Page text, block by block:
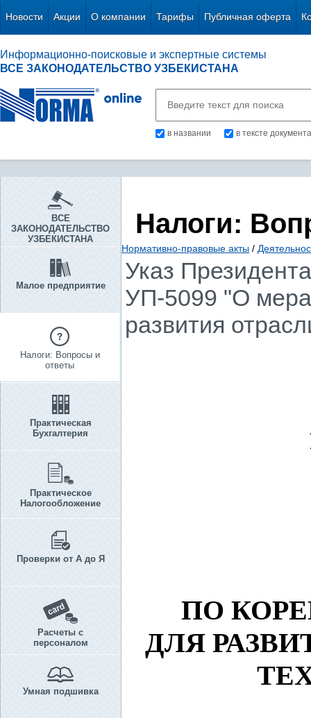
Новости Акции О компании Тарифы Публичная оферта
Информационно-поисковые и экспертные системы
ВСЕ ЗАКОНОДАТЕЛЬСТВО УЗБЕКИСТАНА
в названии в тексте документа
ВСЕ
ЗАКОНОДАТЕЛЬСТВО
УЗБЕКИСТАНА
Малое предприятие
Налоги: Вопросы и
ответы
Практическая
Бухгалтерия
Практическое
Налогообложение
Проверки от А до Я
Расчеты с
персоналом
Умная подшивка
Налоги:
Нормативно-правовые акты /
Указ
УП-5099 "О
развития
ПО
ДЛЯ